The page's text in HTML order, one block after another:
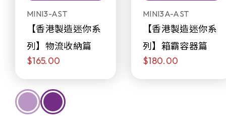
MINI3-AST
【香港製造迷你系
列】物流收納篇
$165.00
MINI3A-AST
【香港製造迷你系
列】箱霸容器篇
$180.00